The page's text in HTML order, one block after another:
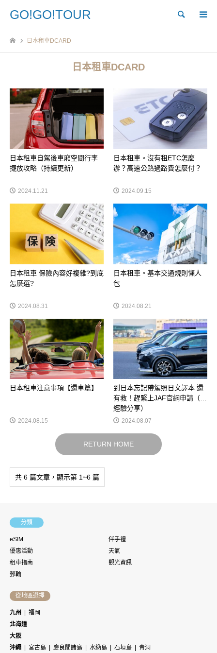
GO!GO!TOUR Search
日本租車DCARD
日本租車DCARD
日本租車自駕後車廂空間行李
擺放攻略（持續更新）
2024.11.21
日本租車。沒有租ETC怎麼
辦？高速公路過路費怎麼付？
2024.09.15
日本租車 保險內容好複雜?到底
怎麼選?
2024.08.31
日本租車。基本交通規則懶人
包
2024.08.21
日本租車注意事項【還車篇】
2024.08.15
到日本忘記帶駕照日文譯本 還
有救！趕緊上JAF官網申請（純
經驗分享）
2024.08.07
RETURN HOME
共 6 篇文章，顯示第 1~6 篇
分類
eSIM
伴手禮
優惠活動
天氣
租車指南
觀光資訊
郵輪
從地區選擇
九州
福岡
北海道
大阪
沖繩
宮古島 慶良間諸島 水納島 石垣島 青洞